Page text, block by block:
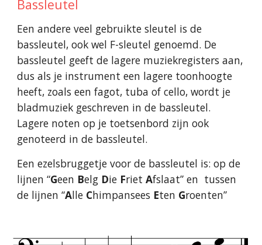
Bassleutel
Een andere veel gebruikte sleutel is de
bassleutel, ook wel F-sleutel genoemd. De
bassleutel geeft de lagere muziekregisters aan,
dus als je instrument een lagere toonhoogte
heeft, zoals een fagot, tuba of cello, wordt je
bladmuziek geschreven in de bassleutel.
Lagere noten op je toetsenbord zijn ook
genoteerd in de bassleutel.
Een ezelsbruggetje voor de bassleutel is: op de
lijnen “Geen Belg Die FrietAfslaat” en tussen
de lijnen “Alle Chimpansees Eten Groenten”